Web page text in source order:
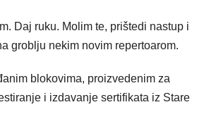
Daj ruku. Molim te, prištedi nastup i
groblju nekim novim repertoarom.
blokovima, proizvedenim za
i izdavanje sertifikata iz Stare